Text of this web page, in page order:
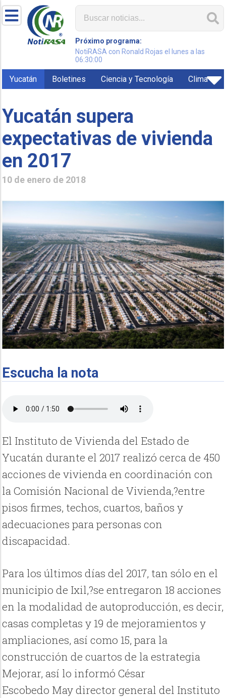
Próximo programa:
NotiRASA con Ronald Rojas el lunes a las
06:30:00
Yucatán Boletines Ciencia y Tecnología Clima
Yucatán supera
expectativas de vivienda
en 2017
10 de enero de 2018
Escucha la nota
El Instituto de Vivienda del Estado de
Yucatán durante el 2017 realizó cerca de 450
acciones de vivienda en coordinación con
la Comisión Nacional de Vivienda,?entre
pisos firmes, techos, cuartos, baños y
adecuaciones para personas con
discapacidad.
Para los últimos días del 2017, tan sólo en el
municipio de Ixil,?se entregaron 18 acciones
en la modalidad de autoproducción, es decir,
casas completas y 19 de mejoramientos y
ampliaciones, así como 15, para la
construcción de cuartos de la estrategia
Mejorar, así lo informó César
Escobedo May director general del Instituto